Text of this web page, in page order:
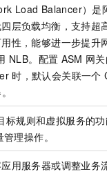
Load Balancer）是
层负载均衡，支持超
性，能够进一步提升
NLB。配置 ASM 网
时，默认会关联一个
标规则和虚拟服务的
理操作。
用服务器或调整业务
用1%尺寸在特定领域达到大模型90%以上效果
R1 满血版
多种方案随心选，轻松解锁专属 DeepSeek